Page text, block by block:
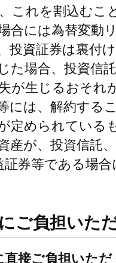
これを割込むこ
合には為替変動
投資証券は裏付
た場合、投資信
が生じるおそれ
には、解約する
定められている
産が、投資信託
証券等である場
ご負担いた
直接ご負担いただ